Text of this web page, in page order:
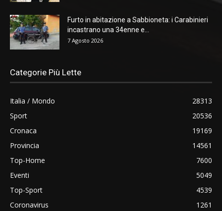
Furto in abitazione a Sabbioneta: i Carabinieri
incastrano una 34enne e...
7 Agosto 2026
Categorie Più Lette
Italia / Mondo
28313
Sport
20536
Cronaca
19169
Provincia
14561
Top-Home
7600
Eventi
5049
Top-Sport
4539
Coronavirus
1261